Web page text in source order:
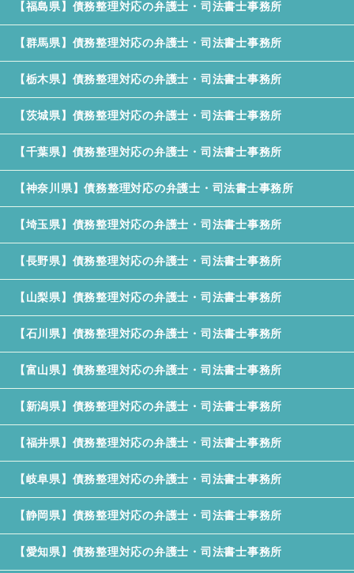
【福島県】債務整理対応の弁護士・司法書士事務所
【群馬県】債務整理対応の弁護士・司法書士事務所
【栃木県】債務整理対応の弁護士・司法書士事務所
【茨城県】債務整理対応の弁護士・司法書士事務所
【千葉県】債務整理対応の弁護士・司法書士事務所
【神奈川県】債務整理対応の弁護士・司法書士事務所
【埼玉県】債務整理対応の弁護士・司法書士事務所
【長野県】債務整理対応の弁護士・司法書士事務所
【山梨県】債務整理対応の弁護士・司法書士事務所
【石川県】債務整理対応の弁護士・司法書士事務所
【富山県】債務整理対応の弁護士・司法書士事務所
【新潟県】債務整理対応の弁護士・司法書士事務所
【福井県】債務整理対応の弁護士・司法書士事務所
【岐阜県】債務整理対応の弁護士・司法書士事務所
【静岡県】債務整理対応の弁護士・司法書士事務所
【愛知県】債務整理対応の弁護士・司法書士事務所